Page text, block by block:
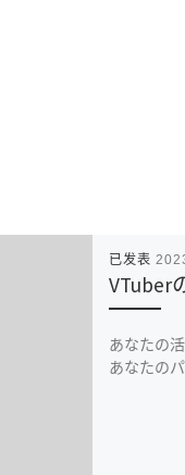
已发表
VTuber
あなたの
あなたの